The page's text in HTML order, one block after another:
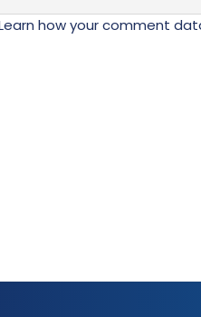
how your comment